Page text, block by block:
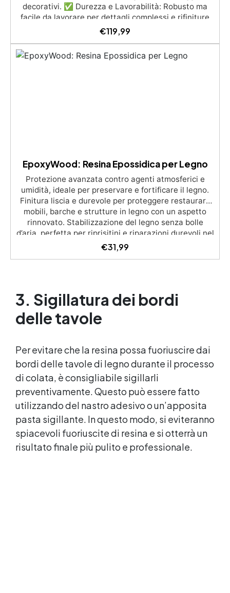
decorativi. ✅ Durezza e Lavorabilità: Robusto ma
facile da lavorare per dettagli complessi e rifiniture
raffinate. ✅ Compatibilità con Resine Epossidiche:
Ideale per essere combinato con resine, esaltando
Personalizzabili: Spessori, lunghezze e larghezze
€119,99
EpoxyWood: Resina Epossidica per Legno
Protezione avanzata contro agenti atmosferici e
umidità, ideale per preservare e fortificare il legno.
Finitura liscia e durevole per proteggere restaurare
mobili, barche e strutture in legno con un aspetto
rinnovato. Stabilizzazione del legno senza bolle
d’aria, perfetta per riprisitini e riparazioni durevoli nel
tempo. Elevata resistenza chimica e meccanica,
facilmente colorabile per progetti creativi e robusti.
€31,99
3. Sigillatura dei bordi
delle tavole
Per evitare che la resina possa fuoriuscire dai
bordi delle tavole di legno durante il processo
di colata, è consigliabile sigillarli
preventivamente. Questo può essere fatto
utilizzando del nastro adesivo o un’apposita
pasta sigillante. In questo modo, si eviteranno
spiacevoli fuoriuscite di resina e si otterrà un
risultato finale più pulito e professionale.